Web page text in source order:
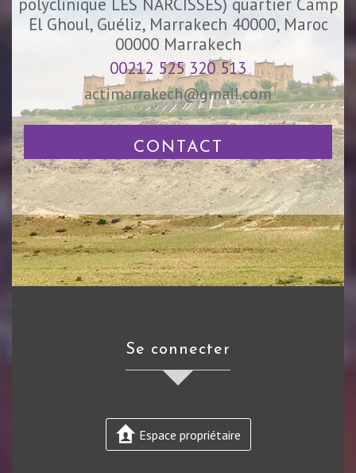
El Ghoul, Guéliz, Marrakech 40000, Maroc
00000 Marrakech
00212 525 320 513
actimarrakech@gmail.com
CONTACT
se connecter
Espace propriétaire